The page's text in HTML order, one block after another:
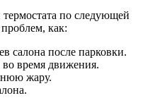
по следующей
как:
салона после парковки.
время движения.
жару.